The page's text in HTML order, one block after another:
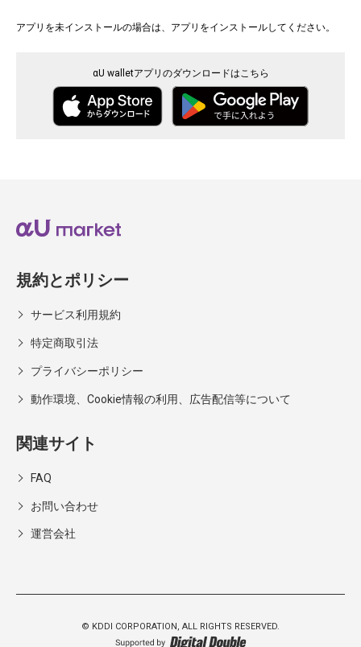
アプリを未インストールの場合は、アプリをインストールしてください。
αU walletアプリのダウンロードはこちら
規約とポリシー
サービス利用規約
特定商取引法
プライバシーポリシー
動作環境、Cookie情報の利用、広告配信等について
関連サイト
FAQ
お問い合わせ
運営会社
© KDDI CORPORATION, ALL RIGHTS RESERVED.